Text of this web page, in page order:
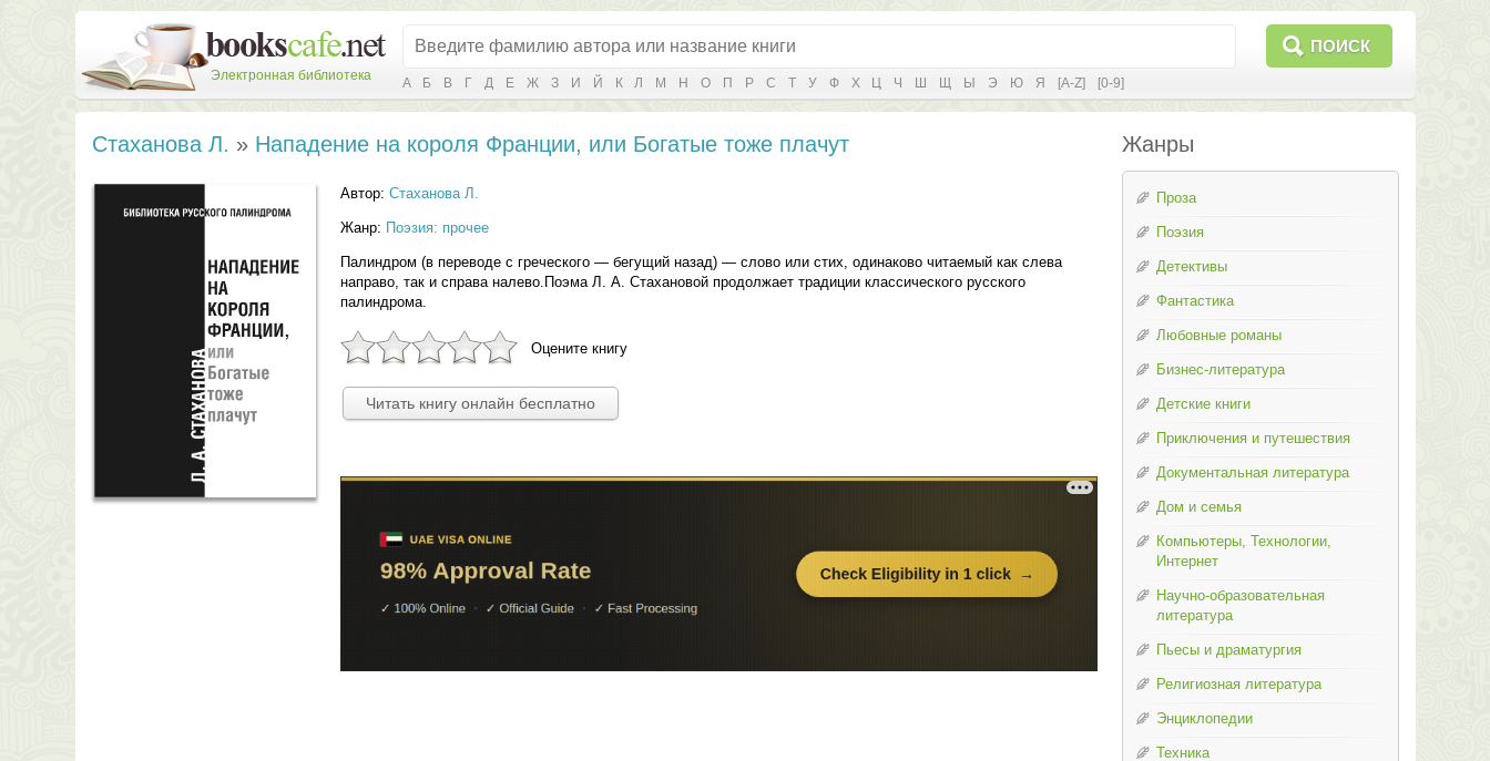
Электронная библиотека
ПОИСК
А Б В Г Д Е Ж З И Й К Л М Н О П Р С Т У Ф Х Ц Ч Ш Щ Ы Э Ю Я [A-Z] [0-9]
Стаханова Л. » Нападение на короля Франции, или Богатые тоже плачут
Автор: Стаханова Л.
Жанр: Поэзия: прочее
Палиндром (в переводе с греческого — бегущий назад) — слово или стих, одинаково читаемый как слева
направо, так и справа налево.Поэма Л. А. Стахановой продолжает традиции классического русского
палиндрома.
Оцените книгу
Читать книгу онлайн бесплатно
Жанры
Проза
Поэзия
Детективы
Фантастика
Любовные романы
Бизнес-литература
Детские книги
Приключения и путешествия
Документальная литература
Дом и семья
Компьютеры, Технологии,
Интернет
Научно-образовательная
литература
Пьесы и драматургия
Религиозная литература
Энциклопедии
Техника